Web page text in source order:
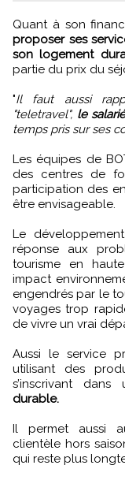
Quant à son
proposer ses
son logement
partie du prix du
"Il faut aussi
"teletravel", le
temps pris sur ses
Les équipes de
des centres de
participation des
être envisageable.
Le
réponse aux
tourisme en
impact
engendrés par le
voyages trop
de vivre un vrai
Aussi le service
utilisant des
s’inscrivant dans
durable.
Il permet aussi
clientèle hors
qui reste plus